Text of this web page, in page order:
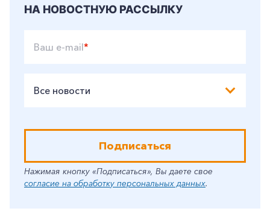
НА НОВОСТНУЮ РАССЫЛКУ
Ваш e-mail*
Все новости
Подписаться
Нажимая кнопку «Подписаться», Вы даете свое
согласие на обработку персональных данных.